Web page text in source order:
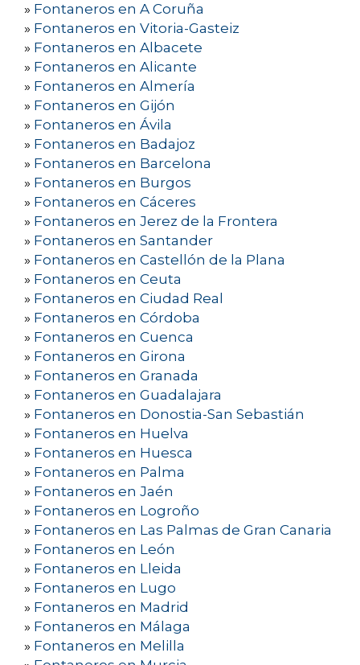
» Fontaneros en A Coruña
» Fontaneros en Vitoria-Gasteiz
» Fontaneros en Albacete
» Fontaneros en Alicante
» Fontaneros en Almería
» Fontaneros en Gijón
» Fontaneros en Ávila
» Fontaneros en Badajoz
» Fontaneros en Barcelona
» Fontaneros en Burgos
» Fontaneros en Cáceres
» Fontaneros en Jerez de la Frontera
» Fontaneros en Santander
» Fontaneros en Castellón de la Plana
» Fontaneros en Ceuta
» Fontaneros en Ciudad Real
» Fontaneros en Córdoba
» Fontaneros en Cuenca
» Fontaneros en Girona
» Fontaneros en Granada
» Fontaneros en Guadalajara
» Fontaneros en Donostia-San Sebastián
» Fontaneros en Huelva
» Fontaneros en Huesca
» Fontaneros en Palma
» Fontaneros en Jaén
» Fontaneros en Logroño
» Fontaneros en Las Palmas de Gran Canaria
» Fontaneros en León
» Fontaneros en Lleida
» Fontaneros en Lugo
» Fontaneros en Madrid
» Fontaneros en Málaga
» Fontaneros en Melilla